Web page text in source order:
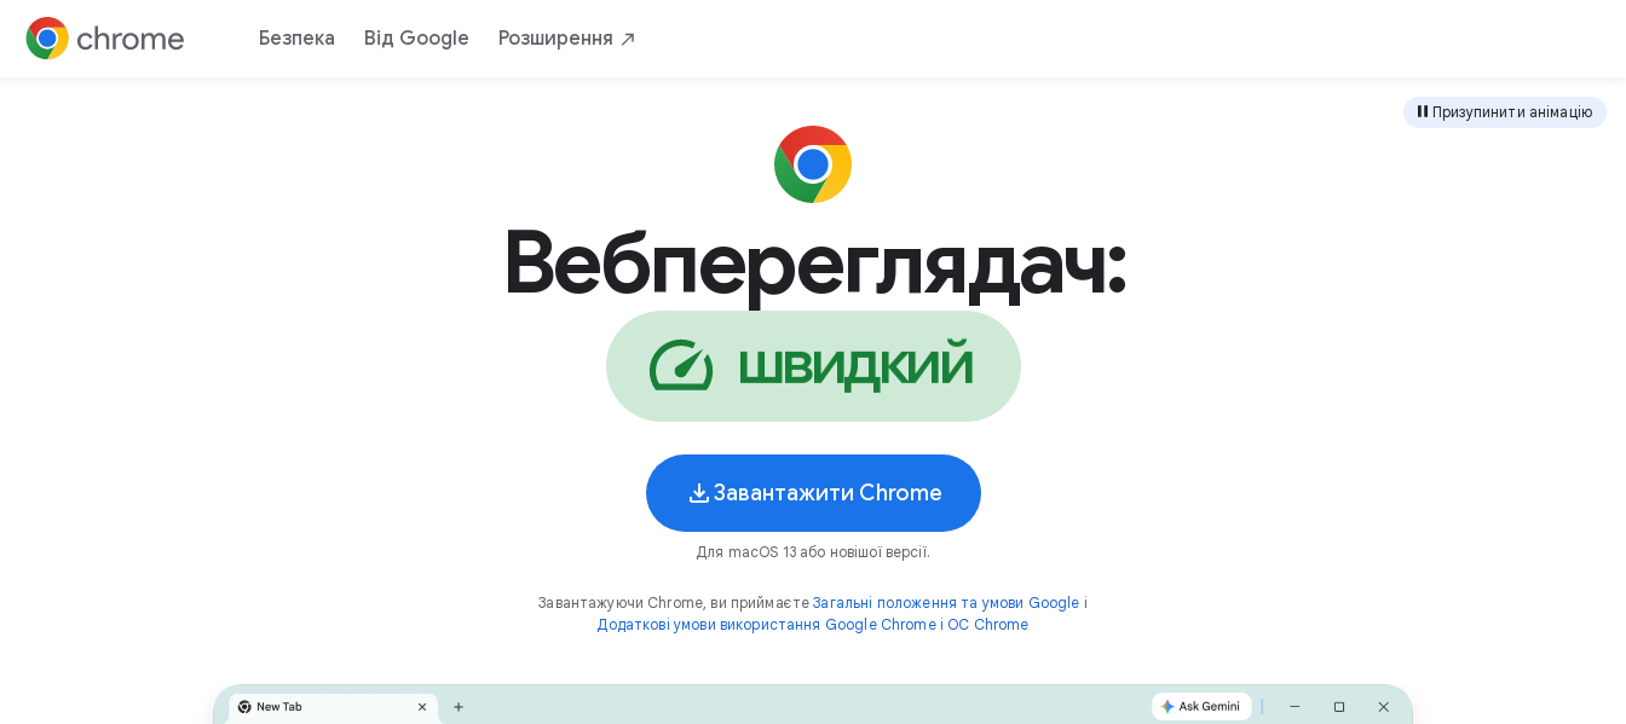
Безпека Від Google Розширення
Швидкість Безпека
Вебпереглядач:
вбезпеці
Призупинити анімацію
Завантажити Chrome
Для macOS 13 або новішої версії.
Завантажуючи Chrome, ви приймаєтеЗагальні положення та умови Google і
Додаткові умови використання Google Chrome і ОС Chrome